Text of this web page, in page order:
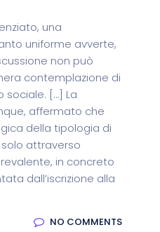
una
uniforme avverte,
non può
contemplazione di
sociale. […] La
affermato che
della tipologia di
attraverso
in concreto
dall’iscrizione alla
NO COMMENTS